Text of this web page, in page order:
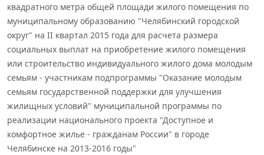
квадратного метра общей площади жилого помещения по
муниципальному образованию "Челябинский городской
округ" на II квартал 2015 года для расчета размера
социальных выплат на приобретение жилого помещения
или строительство индивидуального жилого дома молодым
семьям - участникам подпрограммы "Оказание молодым
семьям государственной поддержки для улучшения
жилищных условий" муниципальной программы по
реализации национального проекта "Доступное и
комфортное жилье - гражданам России" в городе
Челябинске на 2013-2016 годы"